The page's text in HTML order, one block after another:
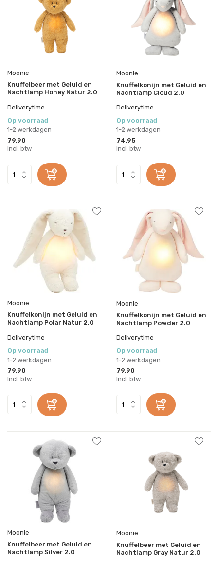
Moonie
Knuffelbeer met Geluid en
Nachtlamp Honey Natur 2.0
Deliverytime
Op voorraad
1-2 werkdagen
79,90
Incl. btw
Moonie
Knuffelkonijn met Geluid en
Nachtlamp Cloud 2.0
Deliverytime
Op voorraad
1-2 werkdagen
74,95
Incl. btw
Moonie
Knuffelkonijn met Geluid en
Nachtlamp Polar Natur 2.0
Deliverytime
Op voorraad
1-2 werkdagen
79,90
Incl. btw
Moonie
Knuffelkonijn met Geluid en
Nachtlamp Powder 2.0
Deliverytime
Op voorraad
1-2 werkdagen
79,90
Incl. btw
Moonie
Knuffelbeer met Geluid en
Nachtlamp Silver 2.0
Moonie
Knuffelbeer met Geluid en
Nachtlamp Gray Natur 2.0